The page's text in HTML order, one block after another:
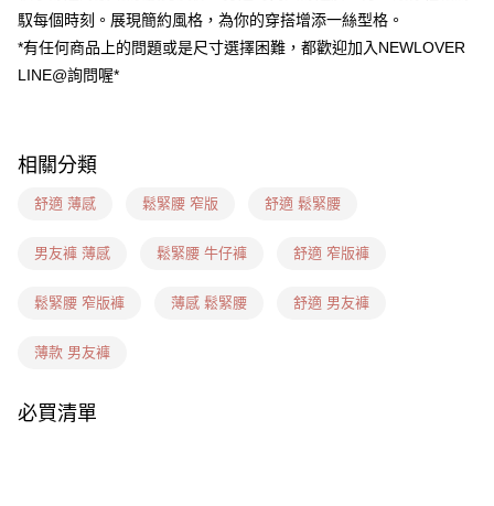
每筆NT$60，滿NT$999(含以上)免運費
全家(信用卡、多元支付)
每筆NT$60，滿NT$1,599(含以上)免運費
7-11(信用卡、多元支付)
每筆NT$100，滿NT$1,899(含以上)免運費
新竹物流(信用卡、多元支付)
宅配(貨到付款)
馭每個時刻。展現簡約風格，為你的穿搭增添一絲型格。
*有任何商品上的問題或是尺寸選擇困難，都歡迎加入NEWLOVER
LINE@詢問喔*
相關分類
舒適 薄感 鬆緊腰 窄版 舒適 鬆緊腰
男友褲 薄感 鬆緊腰 牛仔褲 舒適 窄版褲
鬆緊腰 窄版褲 薄感 鬆緊腰 舒適 男友褲
薄款 男友褲
必買清單